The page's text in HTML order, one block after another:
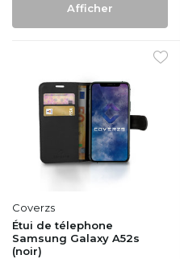
Afficher
Coverzs
Étui de télephone
Samsung Galaxy A52s
(noir)